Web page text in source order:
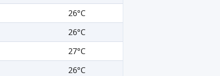
26°C
26°C
27°C
26°C